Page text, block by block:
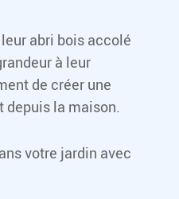
abri bois accolé
à leur
de créer une
depuis la maison.
votre jardin avec